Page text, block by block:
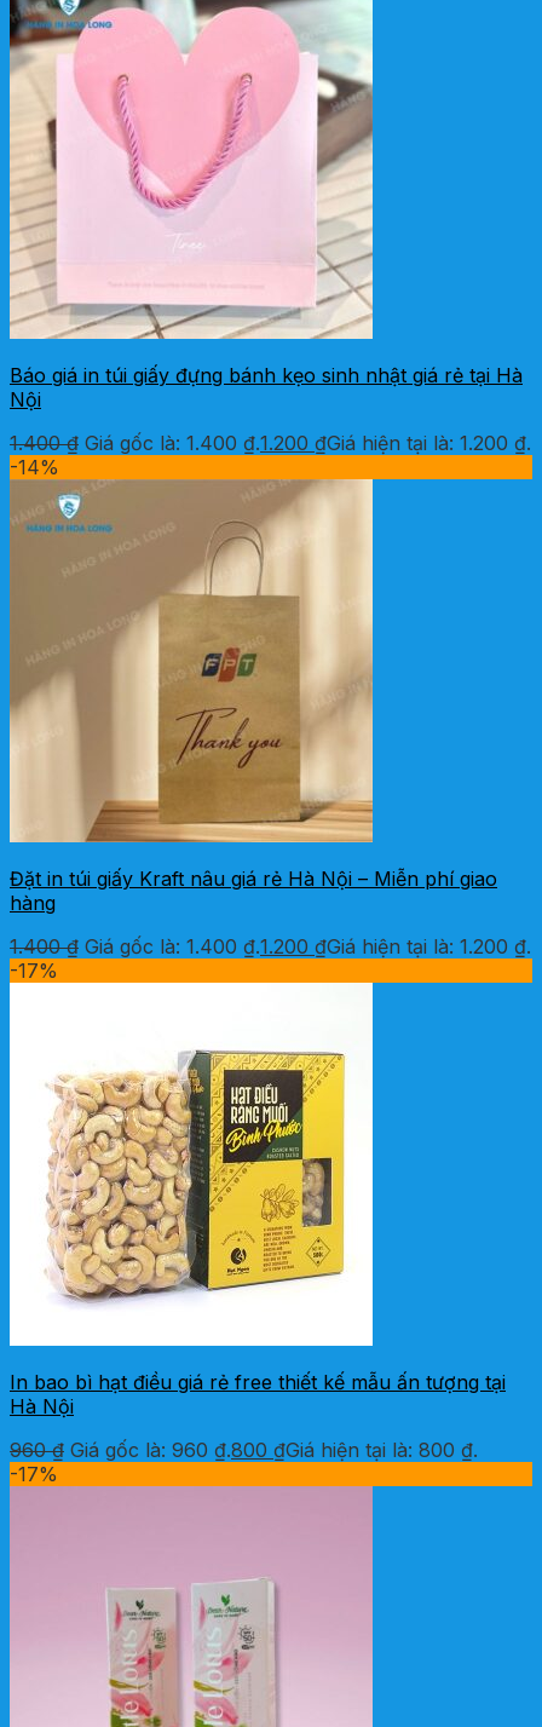
Báo giá in túi giấy đựng bánh kẹo sinh nhật giá rẻ tại Hà
Nội
1.400₫ Giá gốc là: 1.400 ₫.1.200 ₫Giá hiện tại là: 1.200 ₫.
-14%
Đặt in túi giấy Kraft nâu giá rẻ Hà Nội – Miễn phí giao
hàng
1.400₫ Giá gốc là: 1.400 ₫.1.200 ₫Giá hiện tại là: 1.200 ₫.
-17%
In bao bì hạt điều giá rẻ free thiết kế mẫu ấn tượng tại
Hà Nội
960₫ Giá gốc là: 960 ₫.800 ₫Giá hiện tại là: 800 ₫.
-17%